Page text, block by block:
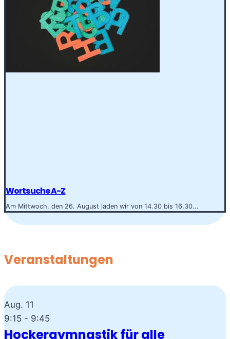
Wortsuche A-Z
Am Mittwoch, den 26. August laden wir von 14.30 bis 16.30...
Veranstaltungen
Aug. 11
9:15 - 9:45
Hockergymnastik für alle